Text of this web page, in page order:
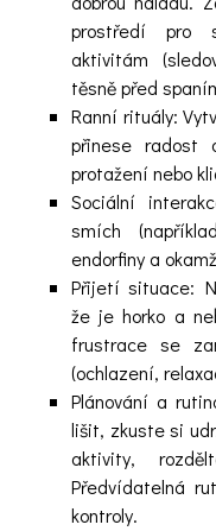
prostředí pro
aktivitám
těsně před
Ranní rituály:
přinese
protažení nebo
Sociální
smích
endorfiny a
Přijetí situace:
že je horko a
frustrace se
(ochlazení,
Plánování a
lišit, zkuste si
aktivity,
Předvídatelná
kontroly.